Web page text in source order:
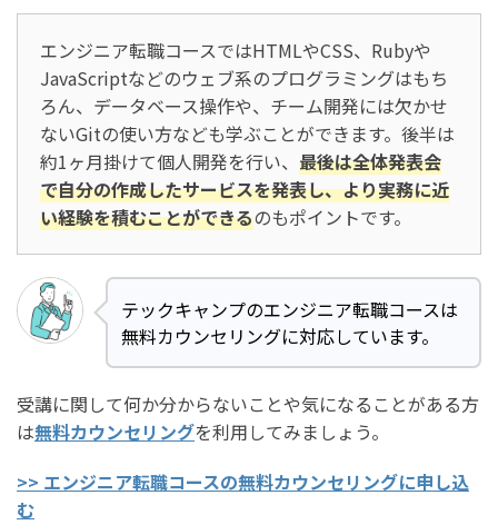
エンジニア転職コースではHTMLやCSS、Rubyや
JavaScriptなどのウェブ系のプログラミングはもち
ろん、データベース操作や、チーム開発には欠かせ
ないGitの使い方なども学ぶことができます。後半は
約1ヶ月掛けて個人開発を行い、 最後は全体発表会
で自分の作成したサービスを発表し、より実務に近
い経験を積むことができるのもポイントです。
テックキャンプのエンジニア転職コースは
無料カウンセリングに対応しています。
受講に関して何か分からないことや気になることがある方
は無料カウンセリングを利用してみましょう。
>> エンジニア転職コースの無料カウンセリングに申し込
む